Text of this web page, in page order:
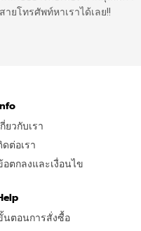
ยโทรศัพท์หาเราได้เลย!!
กี่ยวกับเรา
ดต่อเรา
อตกลงและเงื่อนไข
นตอนการสั่งซื้อ